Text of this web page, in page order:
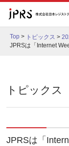
Top > トピックス >
JPRSは「Internet
トピックス
JPRSは「